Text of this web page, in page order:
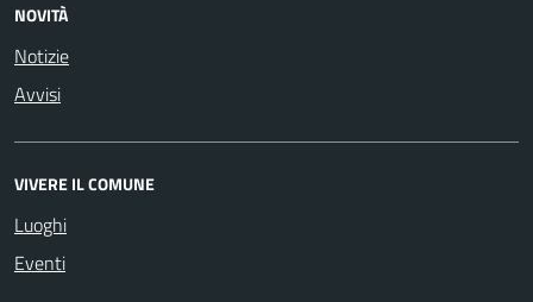
NOVITÀ
Notizie
Avvisi
VIVERE IL COMUNE
Luoghi
Eventi